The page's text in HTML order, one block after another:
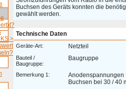
>
Buchsen des Geräts konnten die
gewählt werden.
Technische Daten
Geräte-Art: Netzteil
Bauteil /
Baugruppe:
Baugruppe
Bemerkung 1:
Anodenspannungen
Buchsen bei 30 / 40